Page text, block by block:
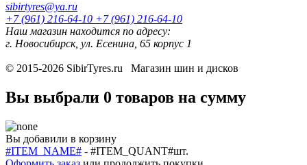
sibirtyres@ya.ru
+7 (961) 216-64-10 +7 (961) 216-64-10
Наш магазин находится по адресу:
г. Новосибирск, ул. Есенина, 65 корпус 1
© 2015-2026 SibirTyres.ru Магазин шин и дисков
Вы выбрали 0 товаров на сумму
Вы добавили в корзину
#ITEM_NAME# - #ITEM_QUANT#шт.